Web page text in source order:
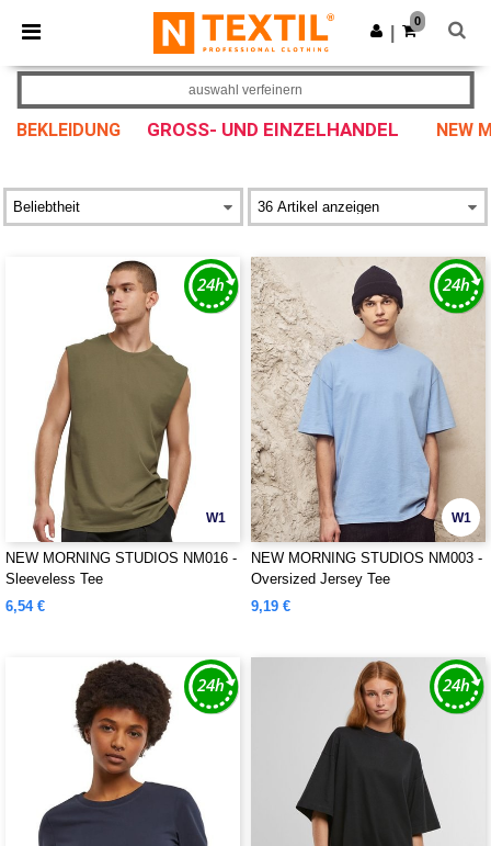
× Ntextil App
Bessere Preise in der App!
App holen
0
BEKLEIDUNG GROSS- UND EINZELHANDEL NEW
auswahl verfeinern
W1
NEW MORNING STUDIOS NM016 -
Sleeveless Tee
6,54 €
W1
NEW MORNING STUDIOS NM003 -
Oversized Jersey Tee
9,19 €